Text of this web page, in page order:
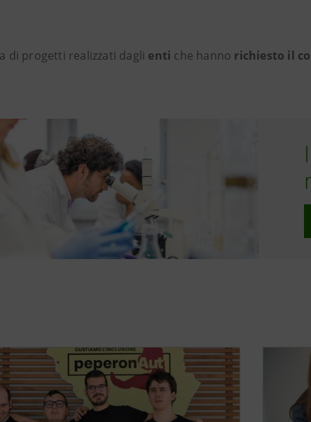
di progetti realizzati dagli enti che hanno richiesto il